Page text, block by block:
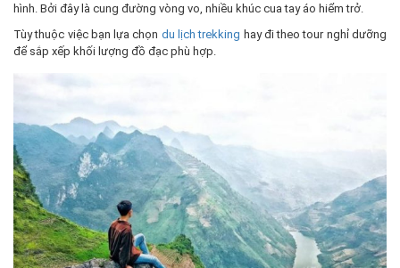
hình. Bởi đây là cung đường vòng vo, nhiều khúc cua tay áo hiểm trở.
Tùy thuộc việc bạn lựa chọn du lịch trekking hay đi theo tour nghỉ dưỡng
để sắp xếp khối lượng đồ đạc phù hợp.